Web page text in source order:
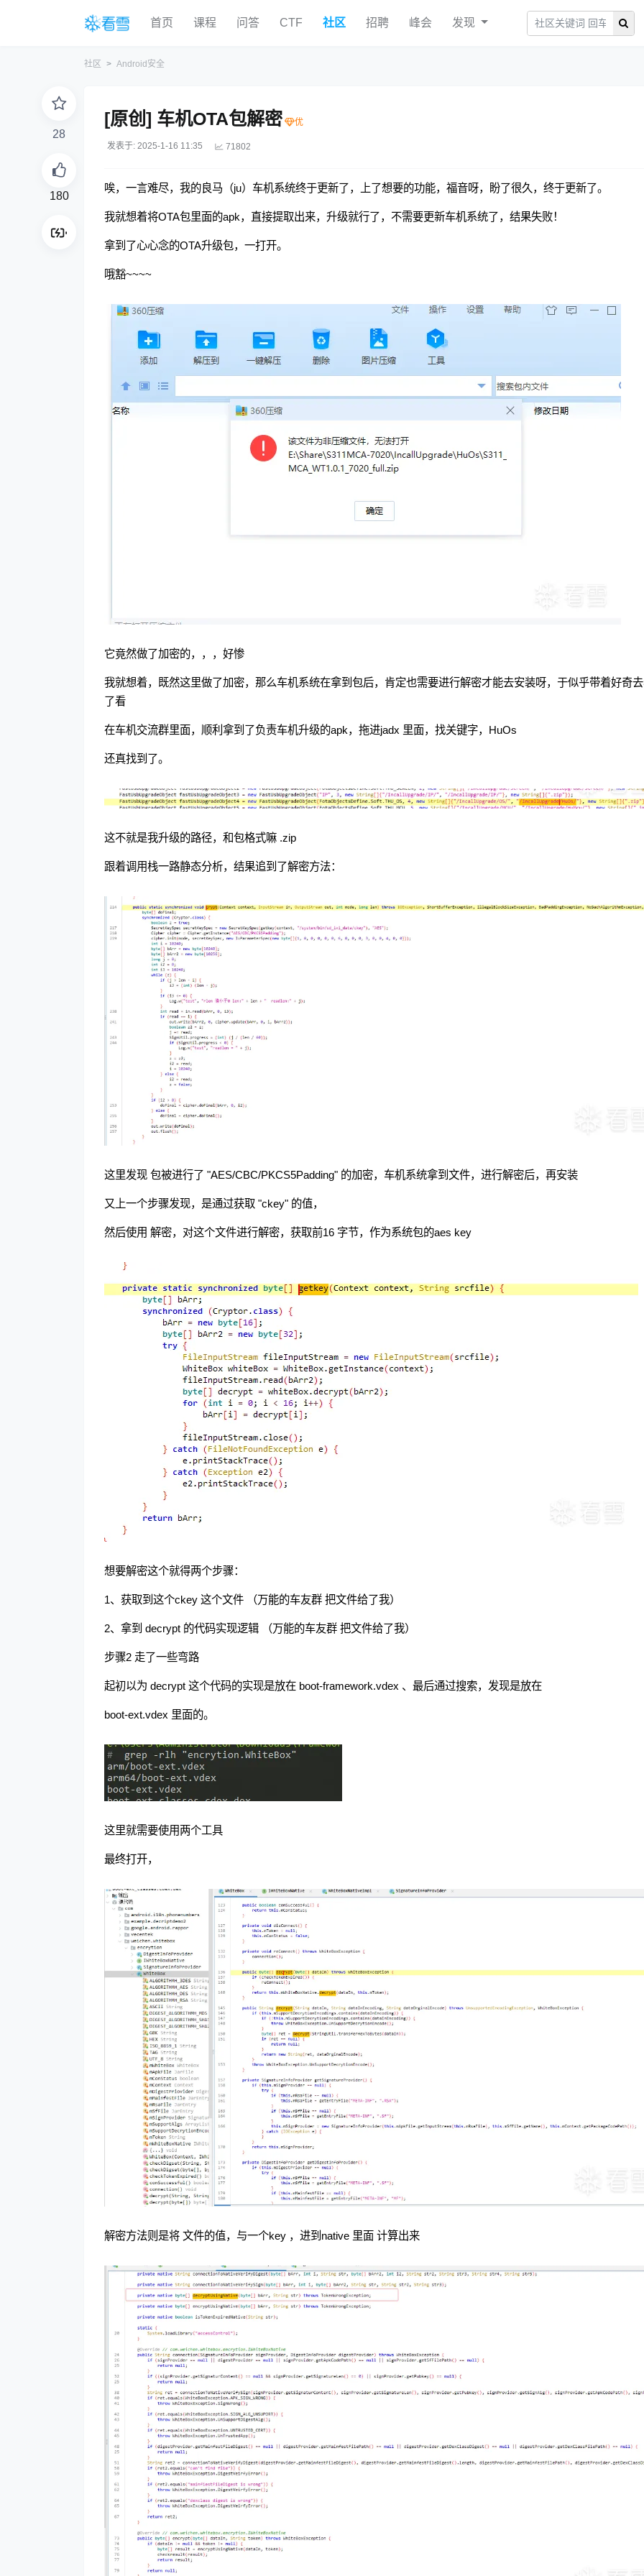
首页 课程 问答 CTF 社区 招聘 峰会 发现
社区 Android安全
28
180
[原创] 车机OTA包解密
发表于: 2025-1-16 11:35 71802
唉，一言难尽，我的良马（ju）车机系统终于更新了，上了想要的功能，福音呀，盼了很久，终于更新了。
我就想着将OTA包里面的apk，直接提取出来，升级就行了，不需要更新车机系统了，结果失败！
拿到了心心念的OTA升级包，一打开。
哦豁~~~~
它竟然做了加密的，，，好惨
我就想着，既然这里做了加密，那么车机系统在拿到包后，肯定也需要进行解密才能去安装呀，于似乎带着好奇
了看
在车机交流群里面，顺利拿到了负责车机升级的apk，拖进jadx 里面，找关键字，HuOs
还真找到了。
这不就是我升级的路径，和包格式嘛 .zip
跟着调用栈一路静态分析，结果追到了解密方法：
这里发现 包被进行了 "AES/CBC/PKCS5Padding" 的加密，车机系统拿到文件，进行解密后，再安装
又上一个步骤发现，是通过获取 "ckey" 的值，
然后使用 解密，对这个文件进行解密，获取前16 字节，作为系统包的aes key
想要解密这个就得两个步骤：
1、获取到这个ckey 这个文件 （万能的车友群 把文件给了我）
2、拿到 decrypt 的代码实现逻辑 （万能的车友群 把文件给了我）
步骤2 走了一些弯路
起初以为 decrypt 这个代码的实现是放在 boot-framework.vdex 、最后通过搜索，发现是放在
boot-ext.vdex 里面的。
这里就需要使用两个工具
最终打开，
解密方法则是将 文件的值，与一个key ，进到native 里面 计算出来